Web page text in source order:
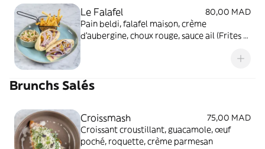
Le Falafel
80,00 MAD
Pain beldi, falafel maison, crème
d'aubergine, choux rouge, sauce ail (Frites +
Brunchs Salés
Croissmash
75,00 MAD
Croissant croustillant, guacamole, œuf
poché, roquette, crème parmesan